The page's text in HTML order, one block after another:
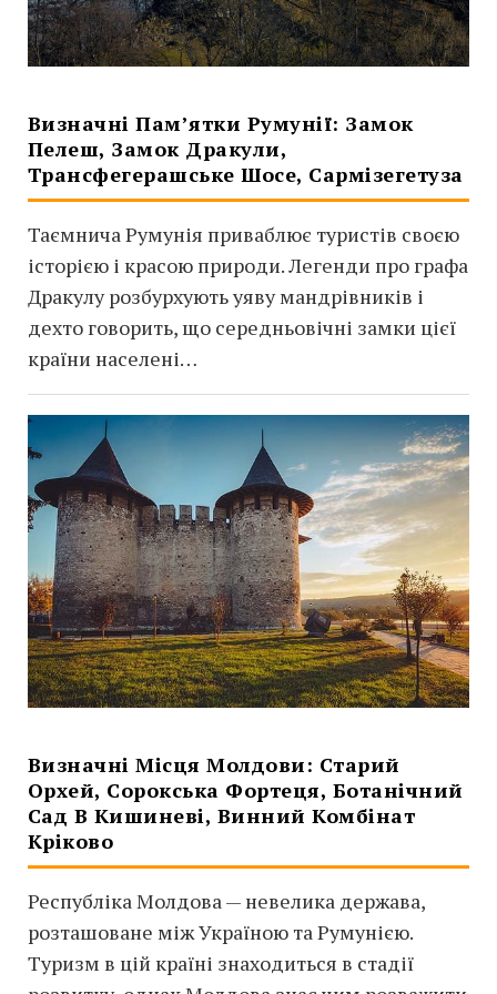
Визначні Пам’ятки Румунії: Замок
Пелеш, Замок Дракули,
Трансфегерашське Шосе, Сармізегетуза
Таємнича Румунія приваблює туристів своєю
історією і красою природи. Легенди про графа
Дракулу розбурхують уяву мандрівників і
дехто говорить, що середньовічні замки цієї
країни населені…
Визначні Місця Молдови: Старий
Орхей, Сорокська Фортеця, Ботанічний
Сад В Кишиневі, Винний Комбінат
Кріково
Республіка Молдова — невелика держава,
розташоване між Україною та Румунією.
Туризм в цій країні знаходиться в стадії